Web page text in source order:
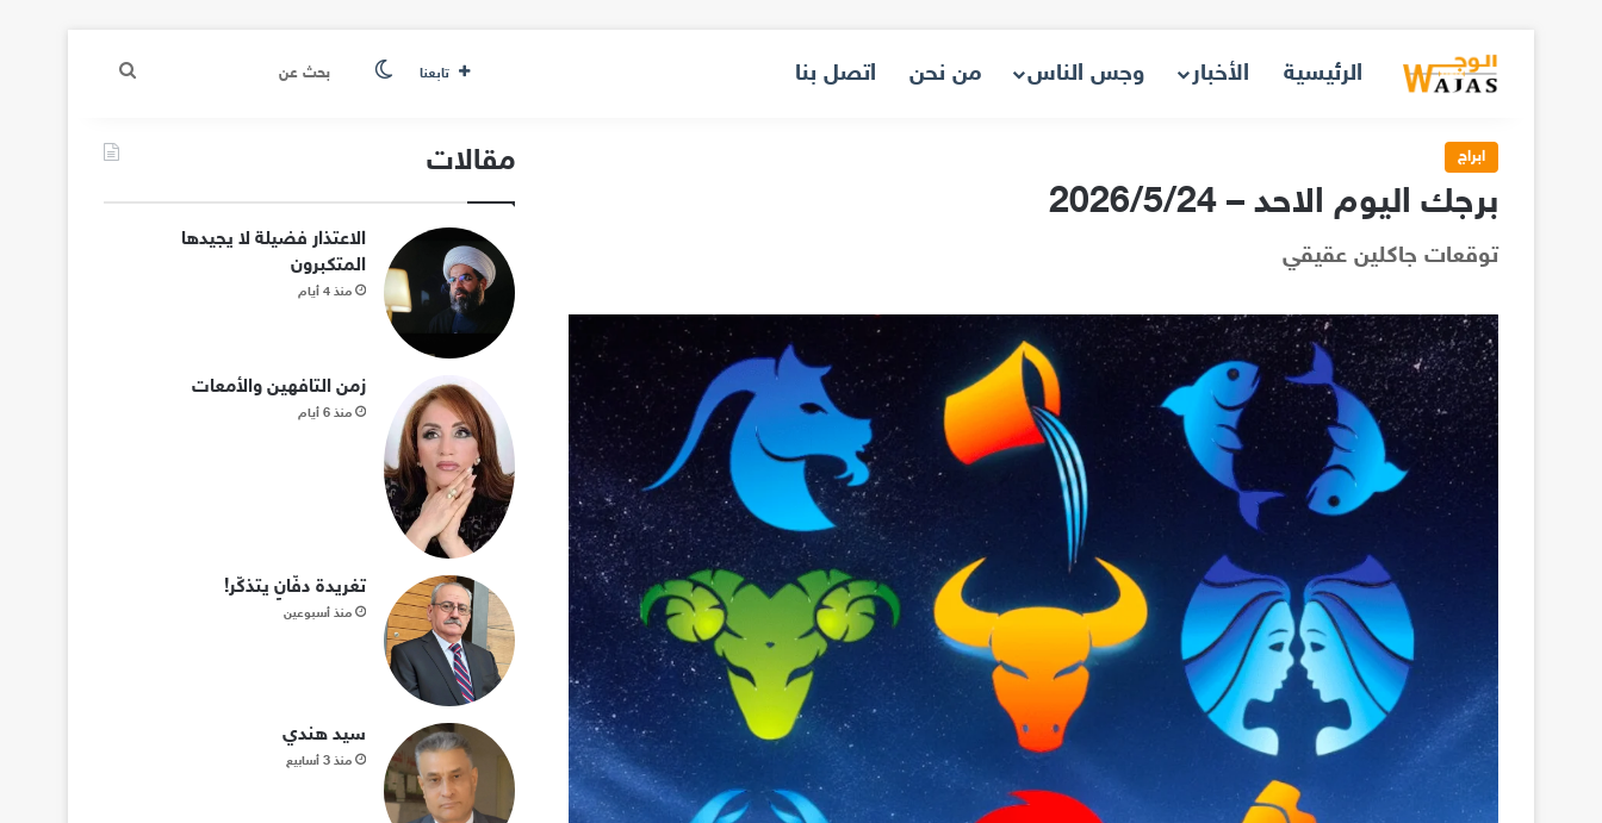
الرئيسية الأخبار وجس الناس من نحن اتصل بنا تابعنا الوضع المظلم بحث
ابراج
برجك اليوم الاحد – 2026/5/24
توقعات جاكلين عقيقي
مقالات
الاعتذار فضيلة لا يجيدها
المتكبرون
منذ 4 أيام
زمن التافهين والأمعات
منذ 6 أيام
تغريدة دفّانٍ يتذكّر!
منذ أسبوعين
سيد هندي
منذ 3 أسابيع